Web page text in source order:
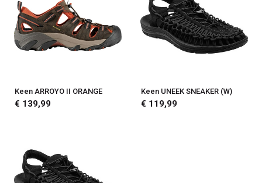
Keen ARROYO II ORANGE
€ 139,99
Keen UNEEK SNEAKER (W)
€ 119,99